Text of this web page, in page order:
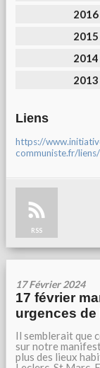
2016
2015
2014
2013
Liens
https://
communiste.fr/liens/
RSS
17 Février 2024
17 février
urgences de
Il semblerait que
sur notre
plus des lieux